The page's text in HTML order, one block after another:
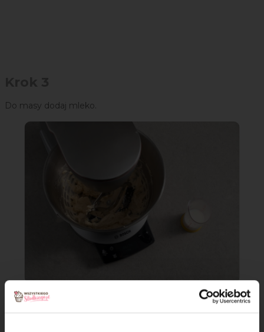
Do masy dodaj mleko.
Krok 4